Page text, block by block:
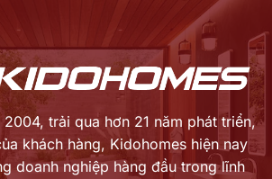
trải qua hơn 21 năm phát triển,
khách hàng, Kidohomes hiện nay
doanh nghiệp hàng đầu trong lĩnh